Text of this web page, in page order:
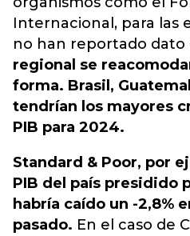
Internacional, para las
no han reportado dato
regional se
forma. Brasil,
tendrían los mayores
PIB para 2024.
Standard & Poor, por
PIB del país presidido
habría caído un -2,8%
pasado. En el caso de